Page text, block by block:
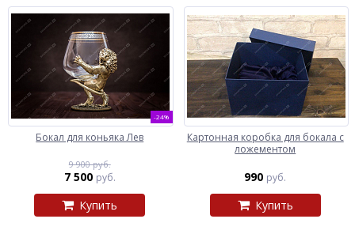
-24%
Бокал для коньяка Лев
9 900 руб.
7 500 руб.
Купить
Картонная коробка для бокала с
ложементом
990 руб.
Купить